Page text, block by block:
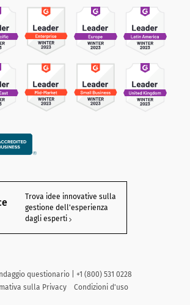
Trova idee innovative sulla
gestione dell'esperienza
dagli esperti
questionario | +1 (800) 531 0228
sulla Privacy
Condizioni d'uso